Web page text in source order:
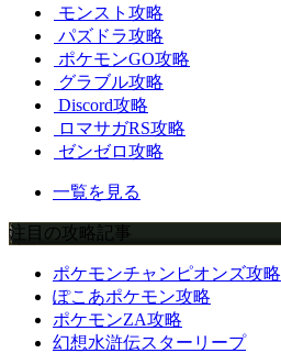
モンスト攻略
パズドラ攻略
ポケモンGO攻略
グラブル攻略
Discord攻略
ロマサガRS攻略
ゼンゼロ攻略
一覧を見る
注目の攻略記事
ポケモンチャンピオンズ攻略
ぽこあポケモン攻略
ポケモンZA攻略
幻想水滸伝スターリープ